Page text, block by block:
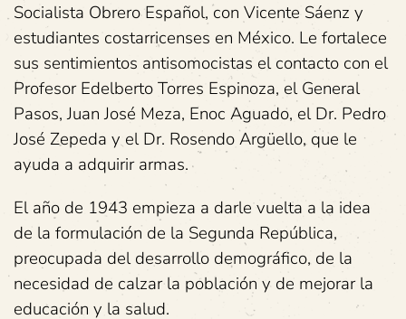
Socialista Obrero Español, con Vicente Sáenz y
estudiantes costarricenses en México. Le fortalece
sus sentimientos antisomocistas el contacto con el
Profesor Edelberto Torres Espinoza, el General
Pasos, Juan José Meza, Enoc Aguado, el Dr. Pedro
José Zepeda y el Dr. Rosendo Argüello, que le
ayuda a adquirir armas.
El año de 1943 empieza a darle vuelta a la idea
de la formulación de la Segunda República,
preocupada del desarrollo demográfico, de la
necesidad de calzar la población y de mejorar la
educación y la salud.